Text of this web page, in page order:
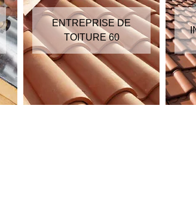
ENTREPRISE DE
TOITURE 60